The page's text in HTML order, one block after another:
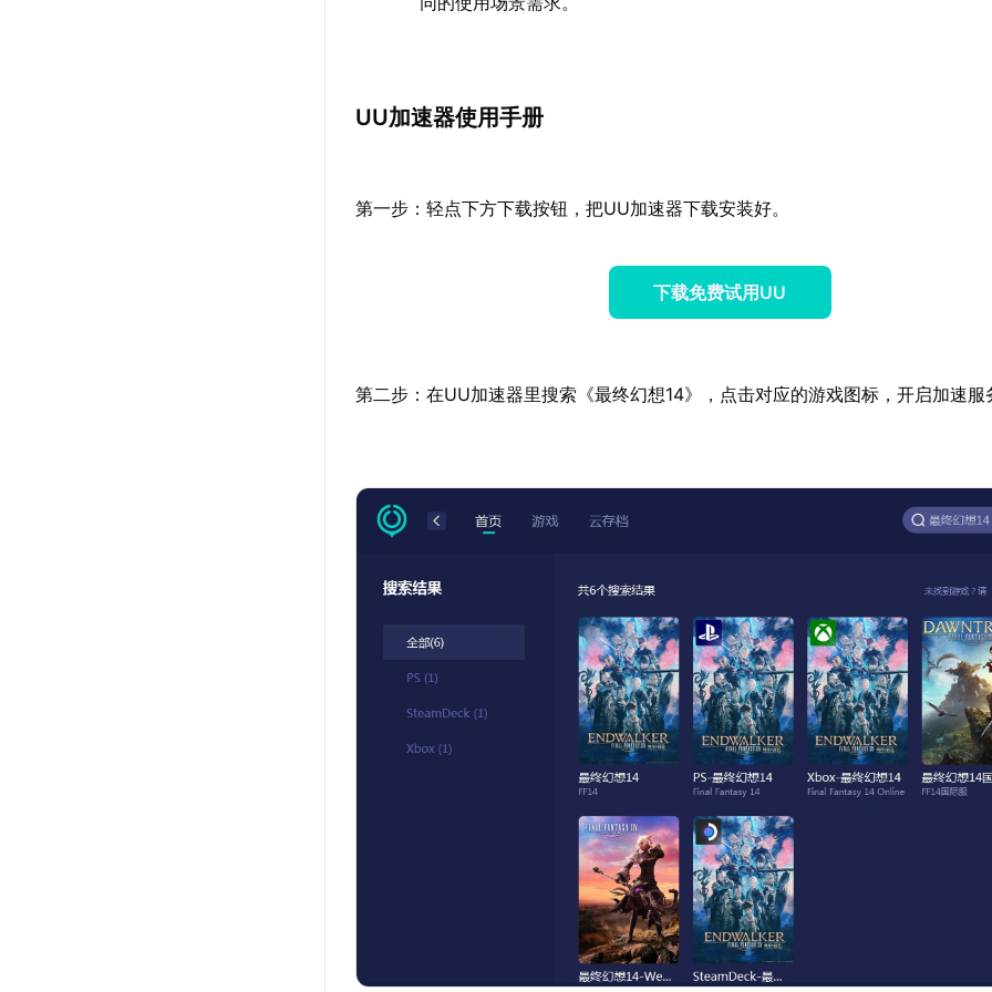
UU加速器使用手册
第一步：轻点下方下载按钮，把UU加速器下载安装好。
下载免费试用UU
第二步：在UU加速器里搜索《最终幻想14》，点击对应的游戏图标，开启加速服